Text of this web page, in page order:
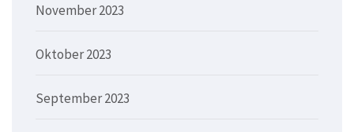
November 2023
Oktober 2023
September 2023